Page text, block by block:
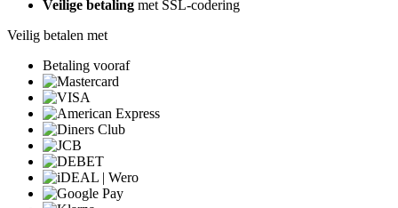
Veilige betaling met SSL-codering
Veilig betalen met
Betaling vooraf